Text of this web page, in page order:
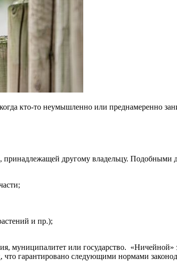
кто-то неумышленно или преднамеренно
другому владельцу.
и пр.);
муниципалитет или государство.
гарантировано следующими нормами